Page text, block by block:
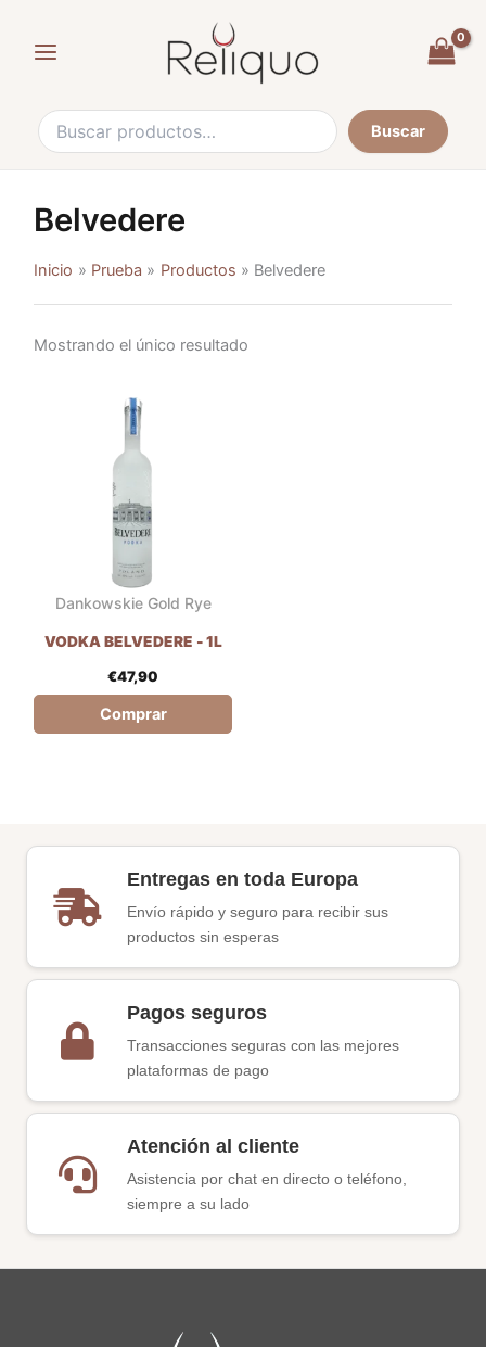
contenido
Buscar
Belvedere
Inicio Prueba Productos Belvedere
Mostrando el único resultado
Dankowskie Gold Rye
VODKA BELVEDERE - 1L
€47,90
Comprar
Entregas en toda Europa
Envío rápido y seguro para recibir sus
productos sin esperas
Pagos seguros
Transacciones seguras con las mejores
plataformas de pago
Atención al cliente
Asistencia por chat en directo o teléfono,
siempre a su lado